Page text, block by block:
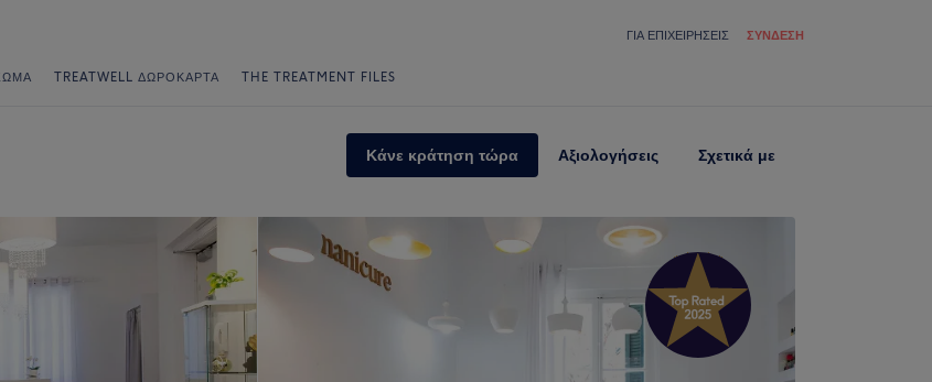
ΓΙΑ ΕΠΙΧΕΙΡΉΣΕΙΣ ΣΎΝΔΕΣΗ
TREATWELL ΔΩΡΟΚΆΡΤΑ THE TREATMENT FILES
Κάνε κράτηση τώρα Αξιολογήσεις Σχετικά με